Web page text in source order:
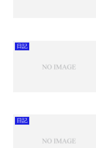
日記
日記